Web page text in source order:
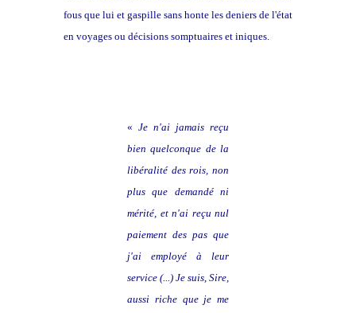
fous que lui et gaspille sans honte les deniers de l'état
en voyages ou décisions somptuaires et iniques.
« Je n'ai jamais reçu
bien quelconque de la
libéralité des rois, non
plus que demandé ni
mérité, et n'ai reçu nul
paiement des pas que
j'ai employé à leur
service (...) Je suis, Sire,
aussi riche que je me